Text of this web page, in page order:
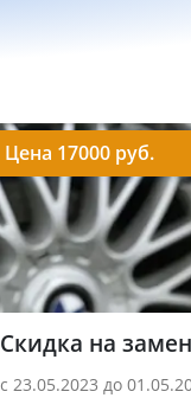
Скидка на
с 23.05.2023 до
Цена 17000 руб.